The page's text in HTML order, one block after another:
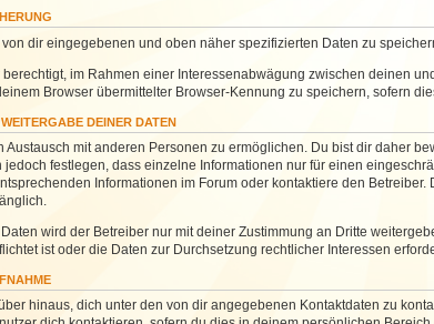
dir eingegebenen und oben näher spezifizierten Daten zu
im Rahmen einer Interessenabwägung zwischen deinen
Browser übermittelter Browser-Kennung zu speichern, sofern
DEINER DATEN
Austausch mit anderen Personen zu ermöglichen. Du bist dir daher
festlegen, dass einzelne Informationen nur für einen
Informationen im Forum oder kontaktiere den
wird der Betreiber nur mit deiner Zustimmung an Dritte
ist oder die Daten zur Durchsetzung rechtlicher Interessen
hinaus, dich unter den von dir angegebenen Kontaktdaten zu